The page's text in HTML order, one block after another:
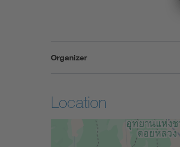
Organizer
Location